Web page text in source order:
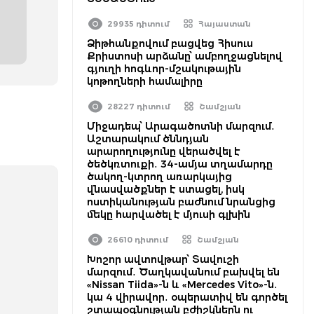
29935 դիտում Հայաստան
Ձիթհանքովում բացվեց Հիսուս
Քրիստոսի արձանը՝ ամբողջացնելով
գյուղի հոգևոր-մշակութային
կոթողների համալիրը
28227 դիտում Շամշյան
Միջադեպ՝ Արագածոտնի մարզում․
Աշտարակում ծննդյան
արարողությունը վերածվել է
ծեծկռտուքի․ 34-ամյա տղամարդը
ծակող-կտրող առարկայից
վնասվածքներ է ստացել, իսկ
ոստիկանության բաժնում նրանցից
մեկը հարվածել է մյուսի գլխին
26610 դիտում Շամշյան
Խոշոր ավտովթար՝ Տավուշի
մարզում․ Ծաղկավանում բախվել են
«Nissan Tiida»-ն և «Mercedes Vito»-ն․
կա 4 վիրավոր․ օպերատիվ են գործել
շտապօգնության բժիշկներն ու